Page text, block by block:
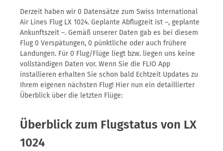
Derzeit haben wir 0 Datensätze zum Swiss International
Air Lines Flug LX 1024. Geplante Abflugzeit ist –, geplante
Ankunftszeit –. Gemäß unserer Daten gab es bei diesem
Flug 0 Verspätungen, 0 pünktliche oder auch frühere
Landungen. Für 0 Flug/Flüge liegt bzw. liegen uns keine
vollständigen Daten vor. Wenn Sie die FLIO App
installieren erhalten Sie schon bald Echtzeit Updates zu
Ihrem eigenen nächsten Flug! Hier nun ein detaillierter
Überblick über die letzten Flüge:
Überblick zum Flugstatus von LX
1024